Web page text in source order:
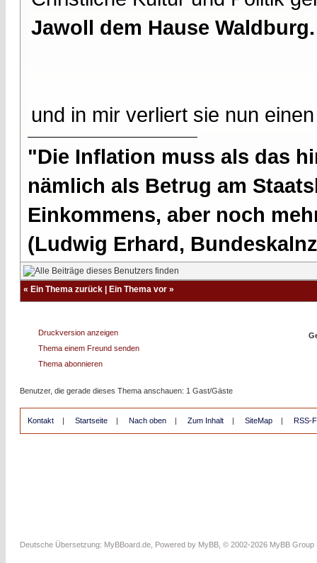
Jawoll dem Hause Waldburg.
und in mir verliert sie nun
"Die Inflation muss als das
nämlich als Betrug am
Einkommens, aber noch
(Ludwig Erhard,
« Ein Thema zurück Ein Thema vor »
Druckversion anzeigen
Thema einem Freund senden
Thema abonnieren
Benutzer, die gerade dieses Thema anschauen: 1 Gast/Gäste
Kontakt | Startseite | Nach oben | Zum Inhalt | SiteMap | RSS-
Deutsche Übersetzung: MyBBoard.de , Powered by MyBB , © 2002-2026 MyBB Group